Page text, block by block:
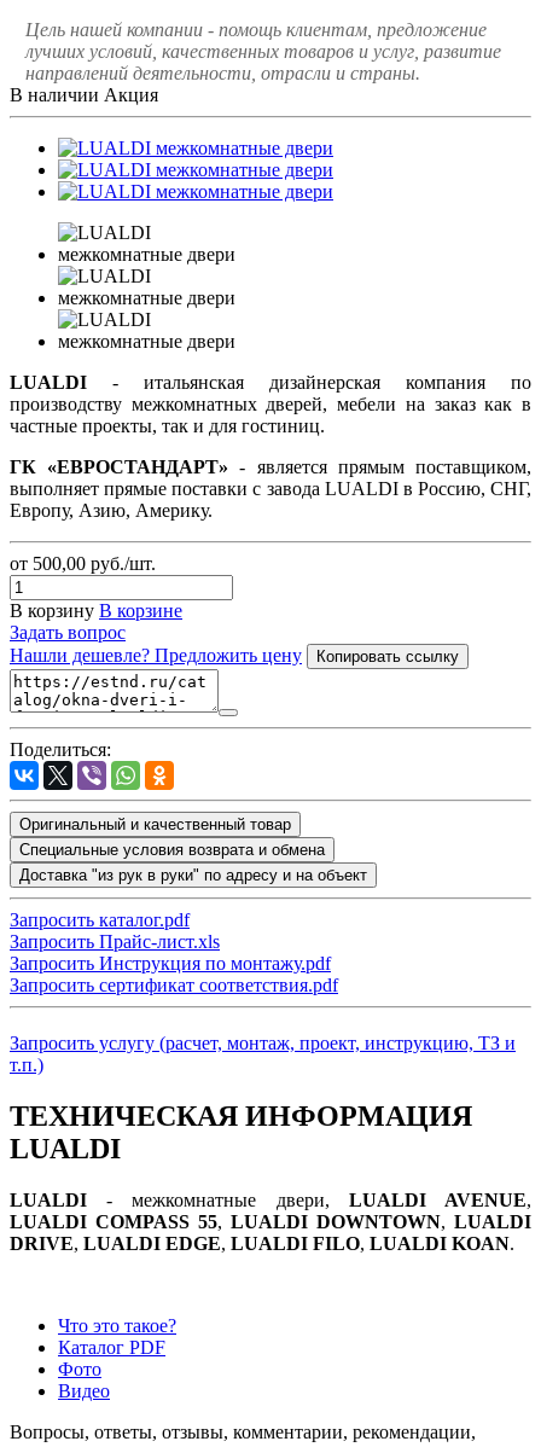
Цель нашей компании - помощь клиентам, предложение
лучших условий, качественных товаров и услуг, развитие
направлений деятельности, отрасли и страны.
В наличии Акция
LUALDI - итальянская дизайнерская компания по
производству межкомнатных дверей, мебели на заказ как в
частные проекты, так и для гостиниц.
ГК «ЕВРОСТАНДАРТ» - является прямым поставщиком,
выполняет прямые поставки с завода LUALDI в Россию, СНГ,
Европу, Азию, Америку.
от 500,00 руб./шт.
В корзину В корзине
Задать вопрос
Нашли дешевле? Предложить цену
Копировать ссылку
Поделиться:
Оригинальный и качественный товар
Специальные условия возврата и обмена
Доставка "из рук в руки" по адресу и на объект
Запросить каталог.pdf
Запросить Прайс-лист.xls
Запросить Инструкция по монтажу.pdf
Запросить сертификат соответствия.pdf
Запросить услугу (расчет, монтаж, проект, инструкцию, ТЗ и
т.п.)
ТЕХНИЧЕСКАЯ ИНФОРМАЦИЯ
LUALDI
LUALDI - межкомнатные двери, LUALDI AVENUE,
LUALDI COMPASS 55, LUALDI DOWNTOWN, LUALDI
DRIVE, LUALDI EDGE, LUALDI FILO, LUALDI KOAN.
Что это такое?
Каталог PDF
Фото
Видео
Вопросы, ответы, отзывы, комментарии, рекомендации,